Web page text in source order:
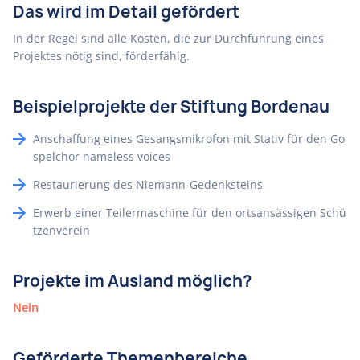
Das wird im Detail gefördert
In der Regel sind alle Kosten, die zur Durchführung eines
Projektes nötig sind, förderfähig.
Beispielprojekte der Stiftung Bordenau
Anschaffung eines Gesangsmikrofon mit Stativ für den Go
spelchor nameless voices
Restaurierung des Niemann-Gedenksteins
Erwerb einer Teilermaschine für den ortsansässigen Schü
tzenverein
Projekte im Ausland möglich?
Nein